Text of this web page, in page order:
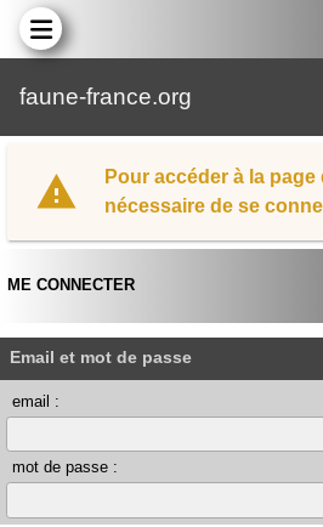
faune-france.org
Pour accéder à la
nécessaire de se
ME CONNECTER
Email et mot de passe
email :
mot de passe :